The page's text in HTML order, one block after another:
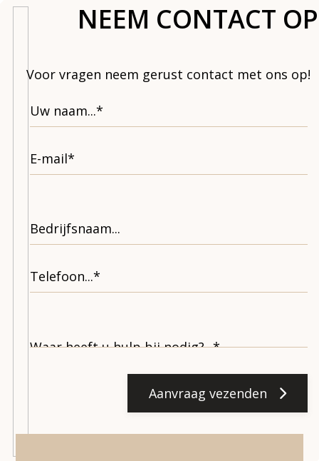
NEEM CONTACT OP
Voor vragen neem gerust contact met ons op!
Aanvraag vezenden